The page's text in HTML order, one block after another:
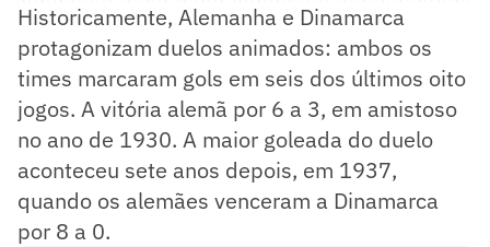
Historicamente, Alemanha e Dinamarca
protagonizam duelos animados: ambos os
times marcaram gols em seis dos últimos oito
jogos. A vitória alemã por 6 a 3, em amistoso
no ano de 1930. A maior goleada do duelo
aconteceu sete anos depois, em 1937,
quando os alemães venceram a Dinamarca
por 8 a 0.